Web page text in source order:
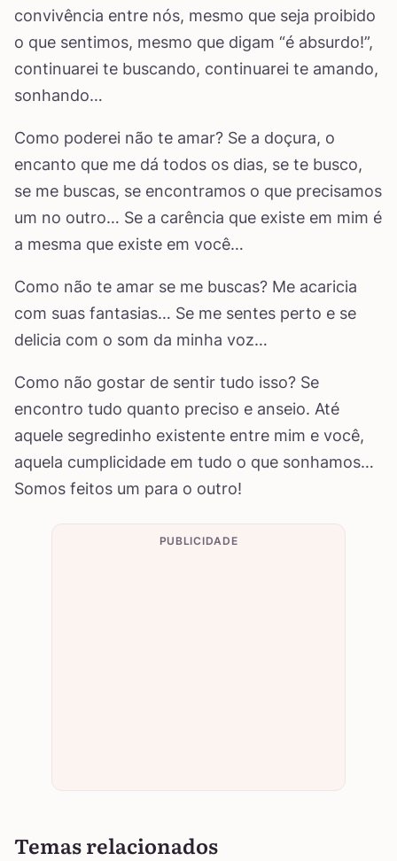
convivência entre nós, mesmo que seja proibido
o que sentimos, mesmo que digam “é absurdo!”,
continuarei te buscando, continuarei te amando,
sonhando…
Como poderei não te amar? Se a doçura, o
encanto que me dá todos os dias, se te busco,
se me buscas, se encontramos o que precisamos
um no outro… Se a carência que existe em mim é
a mesma que existe em você…
Como não te amar se me buscas? Me acaricia
com suas fantasias… Se me sentes perto e se
delicia com o som da minha voz…
Como não gostar de sentir tudo isso? Se
encontro tudo quanto preciso e anseio. Até
aquele segredinho existente entre mim e você,
aquela cumplicidade em tudo o que sonhamos…
Somos feitos um para o outro!
PUBLICIDADE
Temas relacionados